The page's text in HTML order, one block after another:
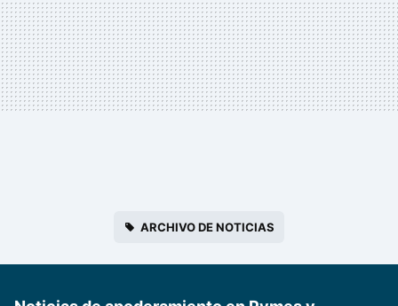
ARCHIVO DE NOTICIAS